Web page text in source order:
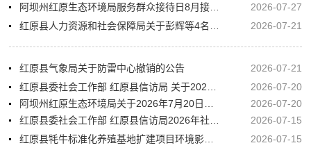
2026-07-27
2026-07-21
红原县气象局关于防雷中心撤销的公告
2026-07-21
2026-07-20
2026-07-20
2026-07-15
2026-07-15